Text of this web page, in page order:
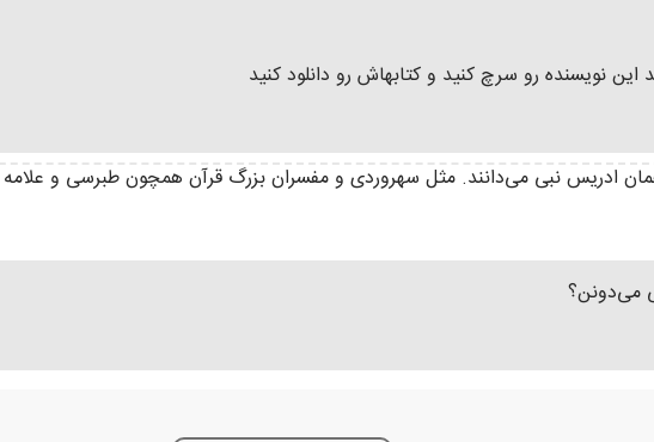
نویسنده رو سرچ کنید و کتابهاش رو دانلود کنید
ادریس نبی می‌دانند. مثل سهروردی و مفسران بزرگ قرآن همچون طبرسی و علامه
می‌دونن؟